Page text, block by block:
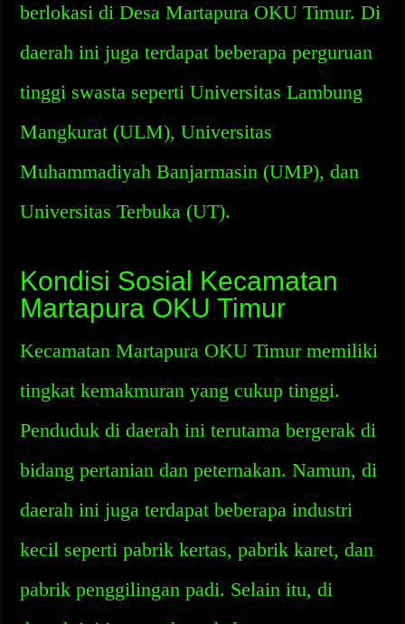
berlokasi di Desa Martapura OKU Timur. Di
daerah ini juga terdapat beberapa perguruan
tinggi swasta seperti Universitas Lambung
Mangkurat (ULM), Universitas
Muhammadiyah Banjarmasin (UMP), dan
Universitas Terbuka (UT).
Kondisi Sosial Kecamatan
Martapura OKU Timur
Kecamatan Martapura OKU Timur memiliki
tingkat kemakmuran yang cukup tinggi.
Penduduk di daerah ini terutama bergerak di
bidang pertanian dan peternakan. Namun, di
daerah ini juga terdapat beberapa industri
kecil seperti pabrik kertas, pabrik karet, dan
pabrik penggilingan padi. Selain itu, di